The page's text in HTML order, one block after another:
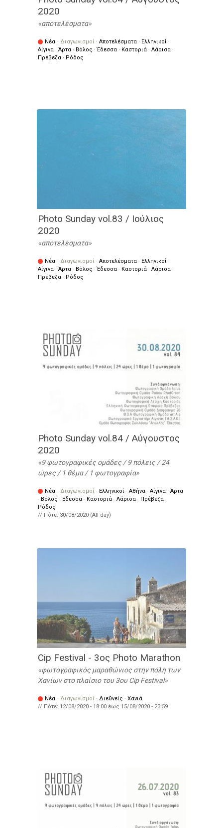
2020
αποτελέσματα
Νέα · Διαγωνισμοί · Αποτελέσματα · Ελληνικοί ·
Αίγινα · Άρτα · Βόλος ·Έδεσσα · Καστοριά · Λάρισα ·
Πρέβεζα · Ρόδος
Photo Sunday vol.83 / Ιούλιος
2020
αποτελέσματα
Νέα · Διαγωνισμοί · Αποτελέσματα · Ελληνικοί ·
Αίγινα · Άρτα · Βόλος ·Έδεσσα · Καστοριά · Λάρισα ·
Πρέβεζα · Ρόδος
Photo Sunday vol.84 / Αύγουστος
2020
9 φωτογραφικές ομάδες / 9 πόλεις / 24
ώρες / 1 θέμα / 1 φωτογραφία
Νέα · Διαγωνισμοί · Ελληνικοί · Αθήνα · Αίγινα · Άρτα
· Βόλος ·Έδεσσα · Καστοριά · Λάρισα · Πρέβεζα ·
Ρόδος
// Πότε: 30/08/2020 (All day)
Cip Festival - 3ος Photo Marathon
φωτογραφικός μαραθώνιος στην πόλη των
Χανίων στο πλαίσιο του 3ου Cip Festival
Νέα · Διαγωνισμοί · Διεθνείς · Χανιά
// Πότε: 12/08/2020 - 18:00 έως 15/08/2020 - 23:59